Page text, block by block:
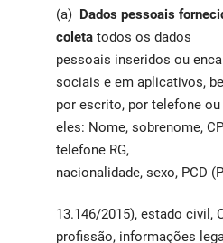
(a) Dados pessoais
coleta todos os dados
pessoais inseridos ou
sociais e em aplicativos,
por escrito, por telefone
eles: Nome, sobrenome,
telefone RG,
nacionalidade, sexo, PCD
13.146/2015), estado civil,
profissão, informações